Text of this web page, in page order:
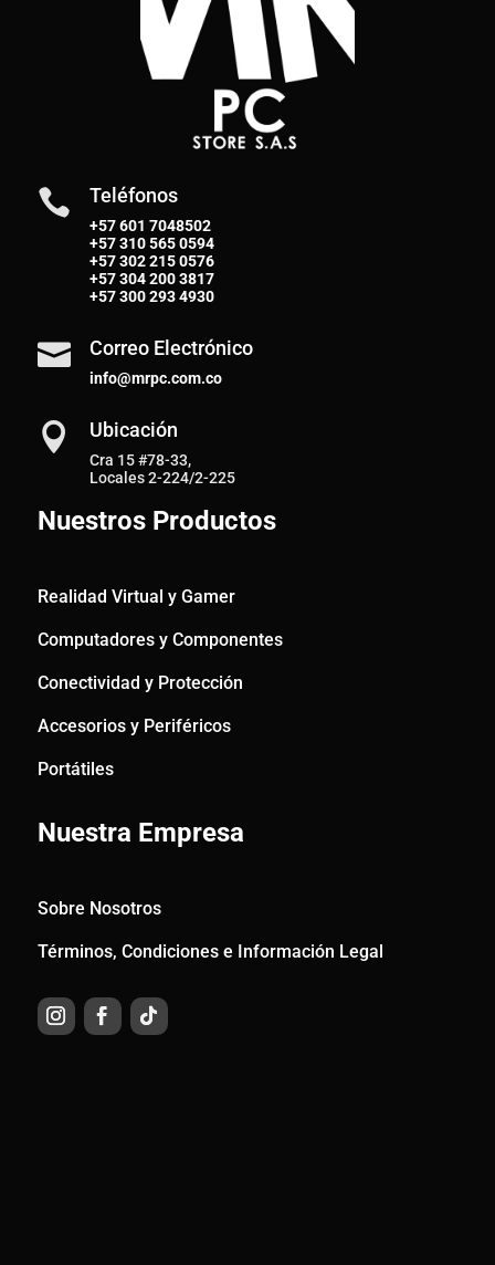
 Teléfonos
+57 601 7048502
+57310 565 0594
+57302 215 0576
+57304 200 3817
+57300 293 4930
 Correo Electrónico
info@mrpc.com.co
 Ubicación
Cra 15 #78-33,
Locales 2-224/2-225
Nuestros Productos
Realidad Virtual y Gamer
Computadores y Componentes
Conectividad y Protección
Accesorios y Periféricos
Portátiles
Nuestra Empresa
Sobre Nosotros
Términos, Condiciones e Información Legal